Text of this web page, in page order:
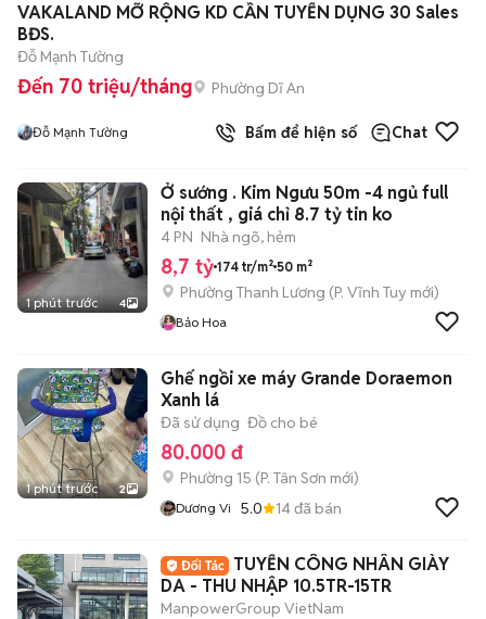
VAKALAND MỠ RỘNG KD CẦN TUYỂN DỤNG 30 Sales
BĐS.
Đỗ Mạnh Tường
Đến 70 triệu/tháng Phường Dĩ An
Đỗ Mạnh Tường Bấm để hiện số Chat
1 phút trước 4
Ở sướng . Kim Ngưu 50m -4 ngủ full
nội thất , giá chỉ 8.7 tỷ tin ko
4 PN Nhà ngõ, hẻm
8,7 tỷ 174 tr/m² 50 m²
Phường Thanh Lương (P. Vĩnh Tuy mới)
Bảo Hoa
1 phút trước 2
Ghế ngồi xe máy Grande Doraemon
Xanh lá
Đã sử dụng Đồ cho bé
80.000 đ
Phường 15 (P. Tân Sơn mới)
Dương Vi 5.0 14đã bán
TUYỂN CÔNG NHÂN GIÀY
DA - THU NHẬP 10.5TR-15TR
ManpowerGroup VietNam